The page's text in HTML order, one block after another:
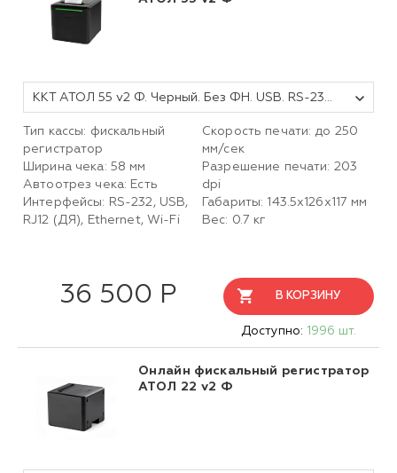
ККТ АТОЛ 55 v2 Ф. Черный. Без ФН. USB. RS-232. Ethernet. 5.0
Тип кассы: фискальный
регистратор
Ширина чека: 58 мм
Автоотрез чека: Есть
Интерфейсы: RS-232, USB,
RJ12 (ДЯ), Ethernet, Wi-Fi
Скорость печати: до 250
мм/сек
Разрешение печати: 203
dpi
Габариты: 143.5х126х117 мм
Вес: 0.7 кг
36 500 Р В КОРЗИНУ
Доступно: 1996 шт.
Онлайн фискальный регистратор
АТОЛ 22 v2 Ф